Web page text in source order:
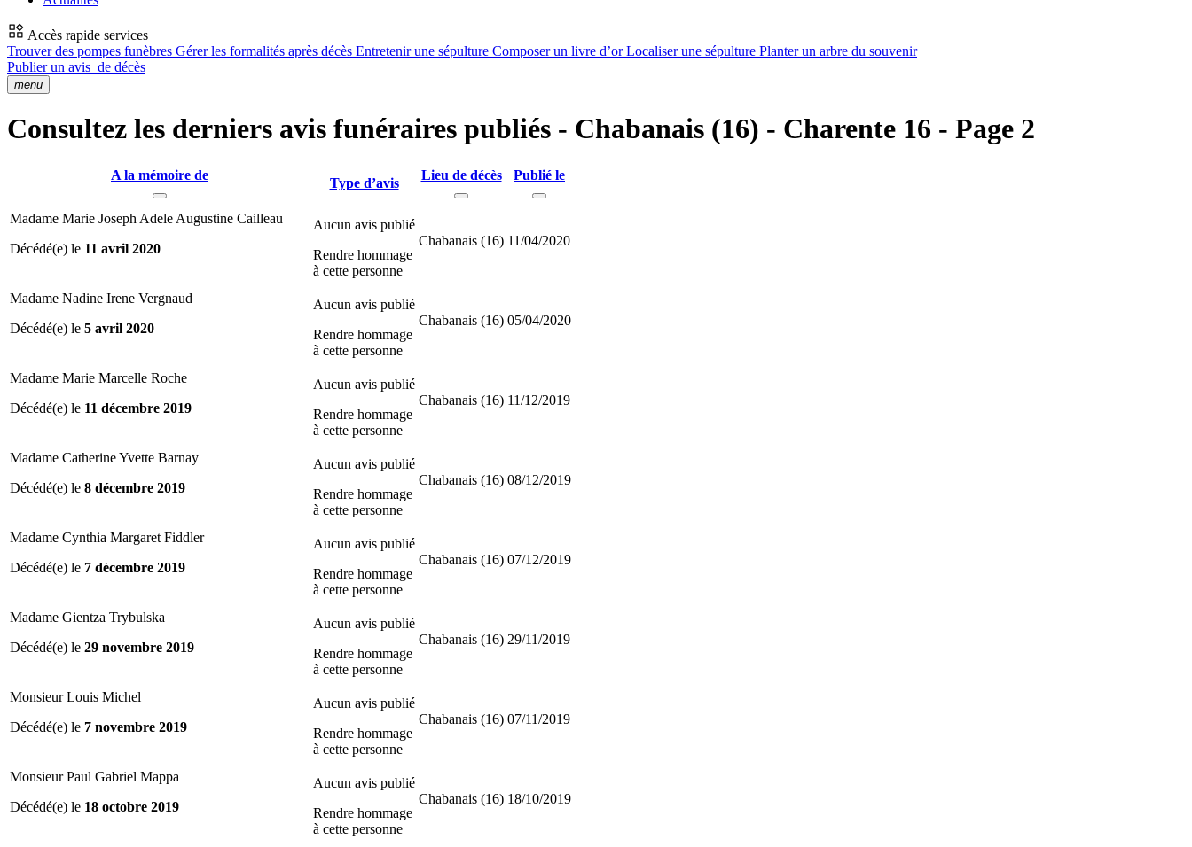
Accès rapide services
Trouver des pompes funèbres Gérer les formalités après décès Entretenir une sépulture Composer un livre d’orLocaliser une sépulture Planter un arbre du souvenir
Publier un avis de décès
menu
Consultez les derniers avis funéraires publiés - Chabanais (16) - Charente 16 - Page 2
A la mémoire de
Type d’avis
Lieu de décès Publié le
Madame Marie Joseph Adele Augustine Cailleau
Décédé(e) le 11 avril 2020
Aucun avis publié
Rendre hommage
à cette personne
Chabanais (16) 11/04/2020
Madame Nadine Irene Vergnaud
Décédé(e) le 5 avril 2020
Aucun avis publié
Rendre hommage
à cette personne
Chabanais (16) 05/04/2020
Madame Marie Marcelle Roche
Décédé(e) le 11 décembre 2019
Aucun avis publié
Rendre hommage
à cette personne
Chabanais (16) 11/12/2019
Madame Catherine Yvette Barnay
Décédé(e) le 8 décembre 2019
Aucun avis publié
Rendre hommage
à cette personne
Chabanais (16) 08/12/2019
Madame Cynthia Margaret Fiddler
Décédé(e) le 7 décembre 2019
Aucun avis publié
Rendre hommage
à cette personne
Chabanais (16) 07/12/2019
Madame Gientza Trybulska
Décédé(e) le 29 novembre 2019
Aucun avis publié
Rendre hommage
à cette personne
Chabanais (16) 29/11/2019
Monsieur Louis Michel
Décédé(e) le 7 novembre 2019
Aucun avis publié
Rendre hommage
à cette personne
Chabanais (16) 07/11/2019
Monsieur Paul Gabriel Mappa
Décédé(e) le 18 octobre 2019
Aucun avis publié
Rendre hommage
à cette personne
Chabanais (16) 18/10/2019